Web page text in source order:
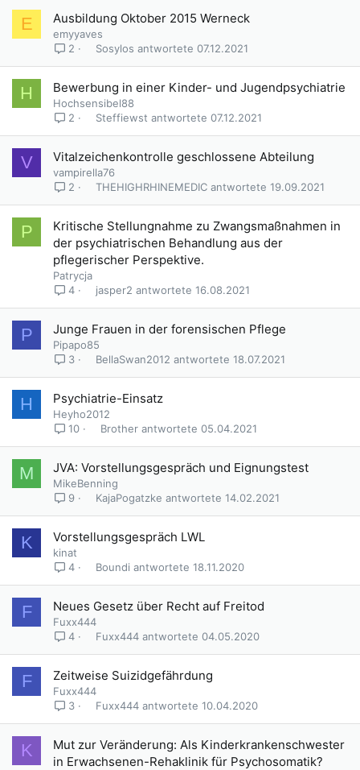
E Ausbildung Oktober 2015 Werneck
emyyaves
2
07.12.2021
Sosylos
H Bewerbung in einer Kinder- und Jugendpsychiatrie
Hochsensibel88
2
07.12.2021
Steffiewst
V Vitalzeichenkontrolle geschlossene Abteilung
vampirella76
2
19.09.2021
THEHIGHRHINEMEDIC
P
Kritische Stellungnahme zu Zwangsmaßnahmen in
der psychiatrischen Behandlung aus der
pflegerischer Perspektive.
Patrycja
4
16.08.2021
jasper2
P Junge Frauen in der forensischen Pflege
Pipapo85
3
18.07.2021
BellaSwan2012
H Psychiatrie-Einsatz
Heyho2012
10
05.04.2021
Brother
M JVA: Vorstellungsgespräch und Eignungstest
MikeBenning
9
14.02.2021
KajaPogatzke
K Vorstellungsgespräch LWL
kinat
4
18.11.2020
Boundi
F Neues Gesetz über Recht auf Freitod
Fuxx444
4
04.05.2020
Fuxx444
F Zeitweise Suizidgefährdung
Fuxx444
3
10.04.2020
Fuxx444
K
Mut zur Veränderung: Als Kinderkrankenschwester
in Erwachsenen-Rehaklinik für Psychosomatik?